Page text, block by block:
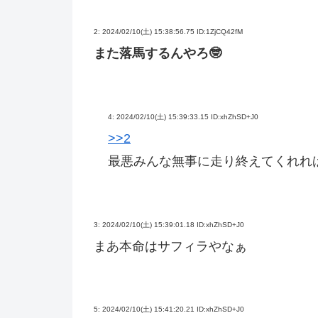
2: 2024/02/10(土) 15:38:56.75 ID:1ZjCQ42fM
また落馬するんやろ🤓
4: 2024/02/10(土) 15:39:33.15 ID:xhZhSD+J0
>>2
最悪みんな無事に走り終えてくれれ
3: 2024/02/10(土) 15:39:01.18 ID:xhZhSD+J0
まあ本命はサフィラやなぁ
5: 2024/02/10(土) 15:41:20.21 ID:xhZhSD+J0